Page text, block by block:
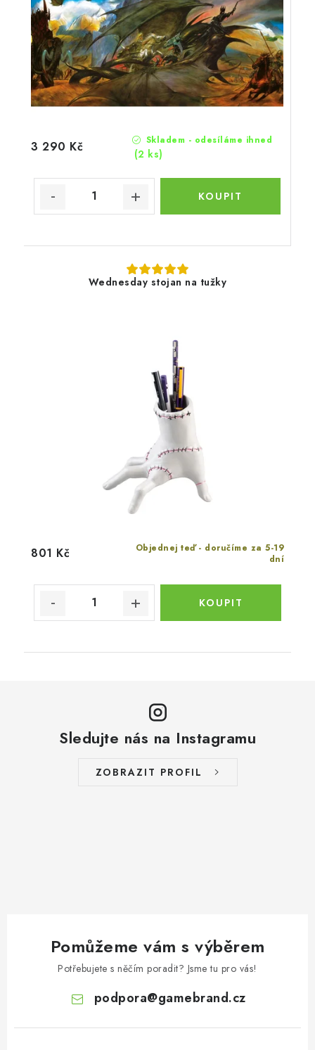
Skladem - odesíláme ihned
(2 ks)
3 290 Kč
Wednesday stojan na tužky
Objednej teď - doručíme za 5-19
dní
801 Kč
Sledujte nás na Instagramu
ZOBRAZIT PROFIL
Pomůžeme vám s výběrem
Potřebujete s něčím poradit? Jsme tu pro vás!
podpora@gamebrand.cz